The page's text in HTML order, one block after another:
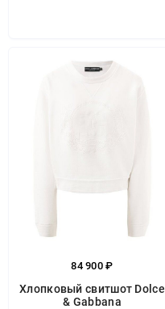
84 900 ₽
Хлопковый свитшот Dolce
& Gabbana